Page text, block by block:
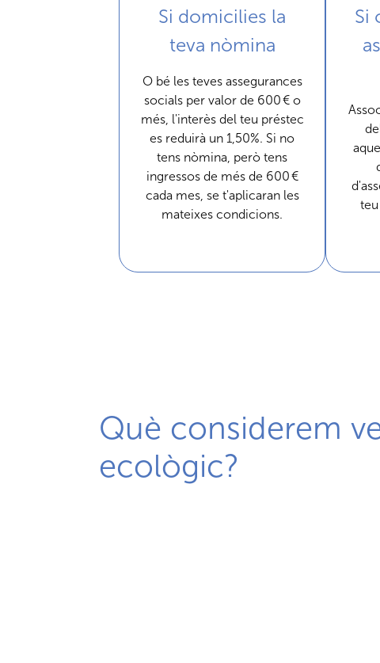
Si domicilies la
teva nòmina
O bé les teves assegurances
socials per valor de 600 € o
més, l'interès del teu préstec
es reduirà un 1,50%. Si no
tens nòmina, però tens
ingressos de més de 600 €
cada mes, se t'aplicaran les
mateixes condicions.
Si
Què considerem
ecològic?